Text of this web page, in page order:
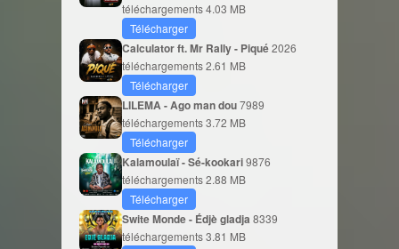
téléchargements4.03 MB
Télécharger
Calculator ft. Mr Rally - Piqué2026
téléchargements2.61 MB
Télécharger
LILEMA - Ago man dou7989
téléchargements3.72 MB
Télécharger
Kalamoulaï - Sé-kookari9876
téléchargements2.88 MB
Télécharger
Swite Monde - Édjè gladja 8339
téléchargements3.81 MB